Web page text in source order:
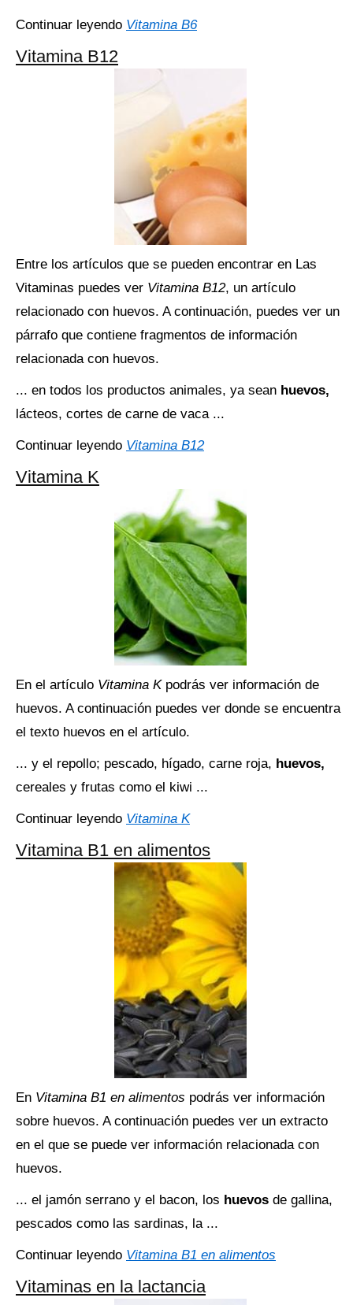
Continuar leyendo Vitamina B6
Vitamina B12
Entre los artículos que se pueden encontrar en Las
Vitaminas puedes ver Vitamina B12, un artículo
relacionado con huevos. A continuación, puedes ver un
párrafo que contiene fragmentos de información
relacionada con huevos.
... en todos los productos animales, ya sean huevos,
lácteos, cortes de carne de vaca ...
Continuar leyendo Vitamina B12
Vitamina K
En el artículo Vitamina Kpodrás ver información de
huevos. A continuación puedes ver donde se encuentra
el texto huevos en el artículo.
... y el repollo; pescado, hígado, carne roja, huevos,
cereales y frutas como el kiwi ...
Continuar leyendo Vitamina K
Vitamina B1 en alimentos
En Vitamina B1 en alimentos podrás ver información
sobre huevos. A continuación puedes ver un extracto
en el que se puede ver información relacionada con
huevos.
... el jamón serrano y el bacon, los huevos de gallina,
pescados como las sardinas, la ...
Continuar leyendo Vitamina B1 en alimentos
Vitaminas en la lactancia